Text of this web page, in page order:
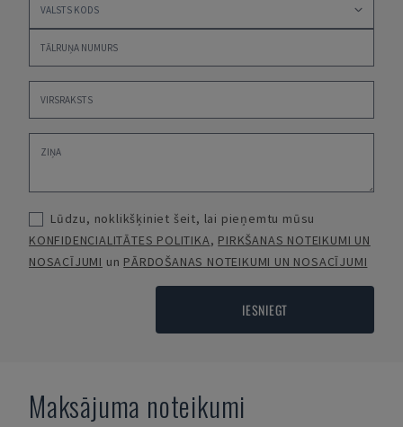
Lūdzu, noklikšķiniet šeit, lai pieņemtu mūsu
KONFIDENCIALITĀTES POLITIKA, PIRKŠANAS NOTEIKUMI UN
NOSACĪJUMI un PĀRDOŠANAS NOTEIKUMI UN NOSACĪJUMI
IESNIEGT
Maksājuma noteikumi